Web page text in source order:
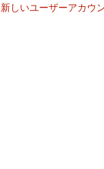
新しいユーザーアカウ